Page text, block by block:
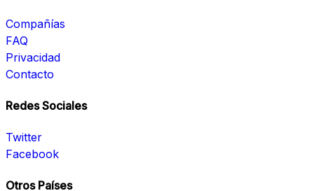
Compañías
FAQ
Privacidad
Contacto
Redes Sociales
Twitter
Facebook
Otros Países